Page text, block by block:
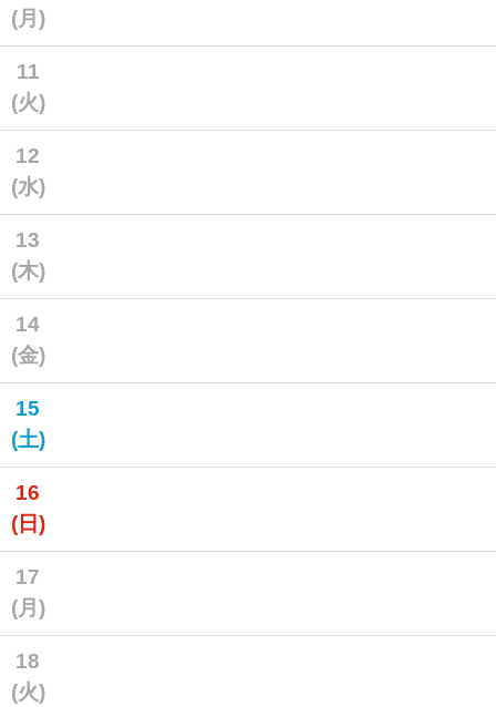
(月)
11
(火)
12
(水)
13
(木)
14
(金)
15
(土)
16
(日)
17
(月)
18
(火)